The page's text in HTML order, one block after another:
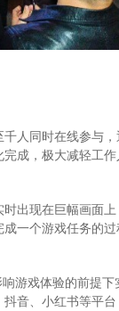
人同时在线参与
成，极大减轻工作
出现在巨幅画面
一个游戏任务的过
游戏体验的前提
音、小红书等平台